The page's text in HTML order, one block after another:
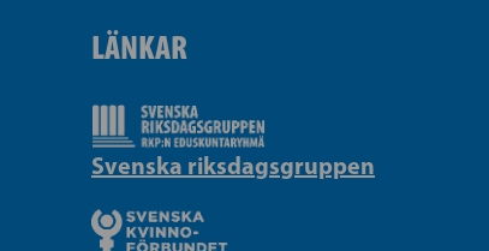
LÄNKAR
Svenska riksdagsgruppen